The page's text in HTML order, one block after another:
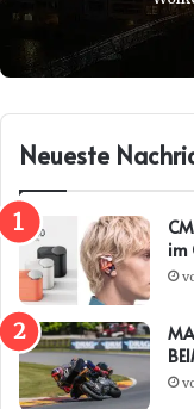
Neueste
im